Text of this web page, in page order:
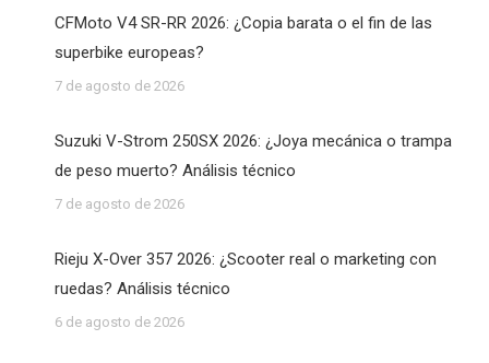
CFMoto V4 SR-RR 2026: ¿Copia barata o el fin de las
superbike europeas?
7 de agosto de 2026
Suzuki V-Strom 250SX 2026: ¿Joya mecánica o trampa
de peso muerto? Análisis técnico
7 de agosto de 2026
Rieju X-Over 357 2026: ¿Scooter real o marketing con
ruedas? Análisis técnico
6 de agosto de 2026